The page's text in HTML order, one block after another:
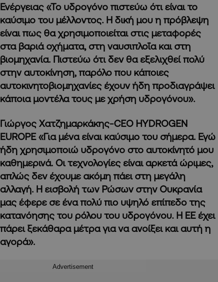
Ενέργειας «Το υδρογόνο πιστεύω ότι είναι το
καύσιμο του μέλλοντος. Η δική μου η πρόβλεψη
είναι πως θα χρησιμοποιείται στις μεταφορές
στα βαριά οχήματα, στη ναυσιπλοΐα και στη
βιομηχανία. Πιστεύω ότι δεν θα εξελιχθεί πολύ
στην αυτοκίνηση, παρόλο που κάποιες
αυτοκινητοβιομηχανίες έχουν ήδη προδιαγράψει
κάποια μοντέλα τους με χρήση υδρογόνου».
Γιώργος Χατζημαρκάκης-CEO HYDROGEN
EUROPE «Για μένα είναι καύσιμο του σήμερα. Εγώ
ήδη χρησιμοποιώ υδρογόνο στο αυτοκίνητό μου
καθημερινά. Οι τεχνολογίες είναι αρκετά ώριμες,
απλώς δεν έχουμε ακόμη πάει στη μεγάλη
αλλαγή. Η εισβολή των Ρώσων στην Ουκρανία
μας έφερε σε ένα πολύ πιο υψηλό επίπεδο της
κατανόησης του ρόλου του υδρογόνου. Η ΕΕ έχει
πάρει ξεκάθαρα μέτρα για να ανοίξει και αυτή η
αγορά».
Advertisement